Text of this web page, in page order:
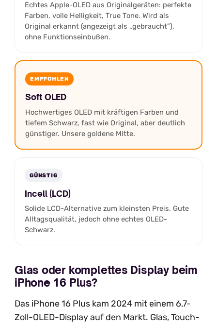
Echtes Apple-OLED aus Originalgeräten: perfekte
Farben, volle Helligkeit, True Tone. Wird als
Original erkannt (angezeigt als „gebraucht”),
ohne Funktionseinbußen.
EMPFOHLEN
Soft OLED
Hochwertiges OLED mit kräftigen Farben und
tiefem Schwarz, fast wie Original, aber deutlich
günstiger. Unsere goldene Mitte.
GÜNSTIG
Incell (LCD)
Solide LCD-Alternative zum kleinsten Preis. Gute
Alltagsqualität, jedoch ohne echtes OLED-
Schwarz.
Glas oder komplettes Display beim
iPhone 16 Plus?
Das iPhone 16 Plus kam 2024 mit einem 6,7-
Zoll-OLED-Display auf den Markt. Glas, Touch-